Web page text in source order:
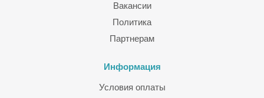
Вакансии
Политика
Партнерам
Информация
Условия оплаты